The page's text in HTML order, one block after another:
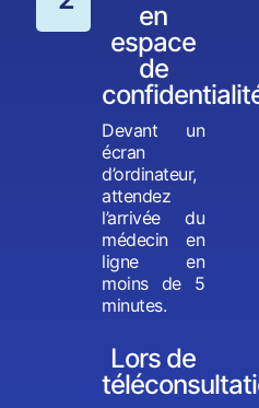
en
espace
de
Devant un
écran
d’ordinateur,
attendez
l’arrivée du
médecin en
ligne en
moins de 5
minutes.
Lors de